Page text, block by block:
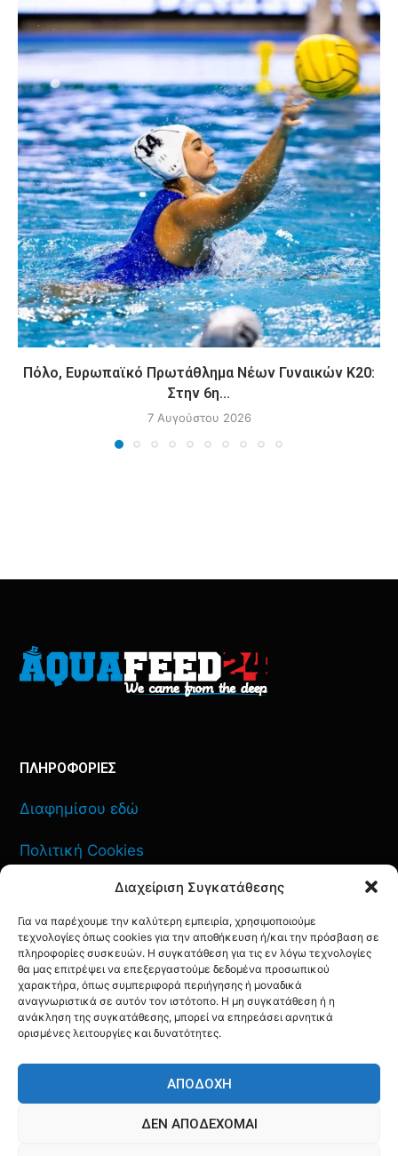
Διαχείριση Συγκατάθεσης
Για να παρέχουμε την καλύτερη εμπειρία, χρησιμοποιούμε
τεχνολογίες όπως cookies για την αποθήκευση ή/και την πρόσβαση σε
πληροφορίες συσκευών. Η συγκατάθεση για τις εν λόγω τεχνολογίες
θα μας επιτρέψει να επεξεργαστούμε δεδομένα προσωπικού
χαρακτήρα, όπως συμπεριφορά περιήγησης ή μοναδικά
αναγνωριστικά σε αυτόν τον ιστότοπο. Η μη συγκατάθεση ή η
ανάκληση της συγκατάθεσης, μπορεί να επηρεάσει αρνητικά
ορισμένες λειτουργίες και δυνατότητες.
ΑΠΟΔΟΧΉ
ΔΕΝ ΑΠΟΔΈΧΟΜΑΙ
Πόλο, Ευρωπαϊκό Πρωτάθλημα Νέων Γυναικών Κ20:
Στην 6η...
7 Αυγούστου 2026
ΠΛΗΡΟΦΟΡΙΕΣ
Διαφημίσου εδώ
Πολιτική Cookies
Πολιτική Απορρήτου
ΕΠΙΚΟΙΝΩΝΙΑ
YOUTUBE